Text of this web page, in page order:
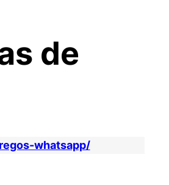
de
whatsapp/